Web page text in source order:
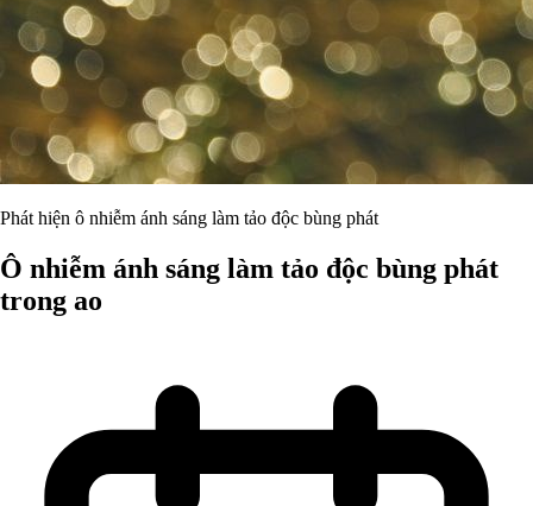
Phát hiện ô nhiễm ánh sáng làm tảo độc bùng phát
Ô nhiễm ánh sáng làm tảo độc bùng phát
trong ao